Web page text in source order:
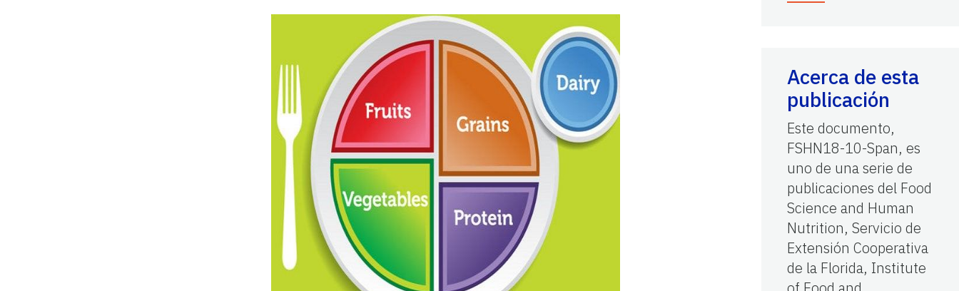
Acerca de esta
publicación
Este documento,
FSHN18-10-Span, es
uno de una serie de
publicaciones del Food
Science and Human
Nutrition, Servicio de
Extensión Cooperativa
de la Florida, Institute